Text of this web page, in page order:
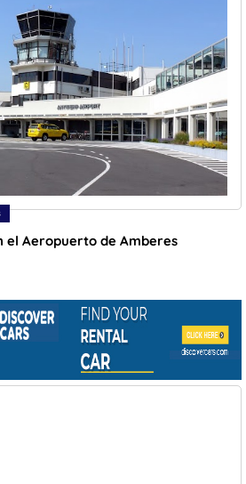
el Aeropuerto de Amberes